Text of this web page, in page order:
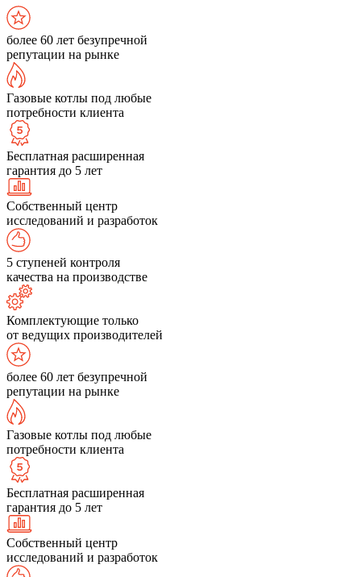
более 60 лет безупречной
репутации на рынке
Газовые котлы под любые
потребности клиента
Бесплатная расширенная
гарантия до 5 лет
Собственный центр
исследований и разработок
5 ступеней контроля
качества на производстве
Комплектующие только
от ведущих производителей
более 60 лет безупречной
репутации на рынке
Газовые котлы под любые
потребности клиента
Бесплатная расширенная
гарантия до 5 лет
Собственный центр
исследований и разработок